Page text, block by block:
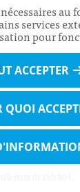
après-
uniquement
au
services
pour
ACCEPTER
QUOI